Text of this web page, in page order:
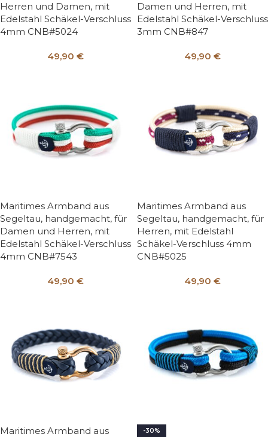
Herren und Damen, mit
Edelstahl Schäkel-Verschluss
4mm CNB#5024
49,90 €
Damen und Herren, mit
Edelstahl Schäkel-Verschluss
3mm CNB#847
49,90 €
Maritimes Armband aus
Segeltau, handgemacht, für
Damen und Herren, mit
Edelstahl Schäkel-Verschluss
4mm CNB#7543
49,90 €
Maritimes Armband aus
Segeltau, handgemacht, für
Herren, mit Edelstahl
Schäkel-Verschluss 4mm
CNB#5025
49,90 €
Maritimes Armband aus
-30%